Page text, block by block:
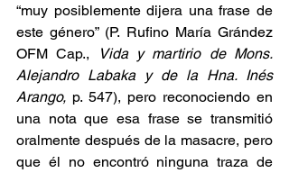
“muy posiblemente dijera una frase de
este género” (P. Rufino María Grández
OFM Cap.,
Vida y martirio de Mons.
Alejandro Labaka y de la Hna. Inés
Arango, p. 547), pero reconociendo en
una nota que esa frase se transmitió
oralmente después de la masacre, pero
que él no encontró ninguna traza de